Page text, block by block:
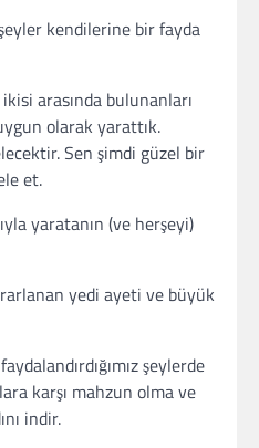
kendilerine bir fayda
arasında bulunanları
olarak yarattık.
Sen şimdi güzel bir
et.
yaratanın (ve herşeyi)
yedi ayeti ve büyük
şeylerde
karşı mahzun olma ve
indir.